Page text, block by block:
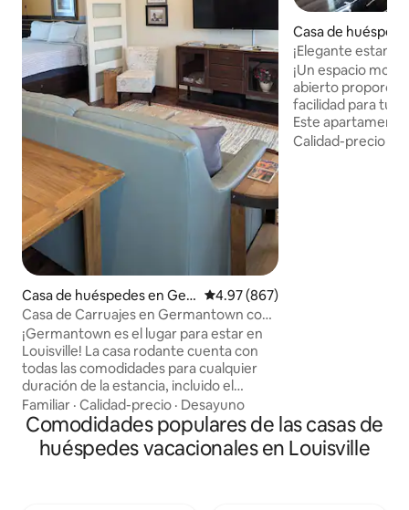
Casa de huéspedes en Ger
mantown
Calificación promedio: 4.97 de
4.97 (867)
Casa de Carruajes en Germantown con
garaje
¡Germantown es el lugar para estar en
Louisville! La casa rodante cuenta con
todas las comodidades para cualquier
duración de la estancia, incluido el
estacionamiento en el garaje con
espacio para bicicletas. A menos de 3
millas de Churchill Downs, de las salas de
conciertos de Sept y del centro de la
Familiar · Calidad-precio · Desayuno
Casa de
lle
¡Elegante
de Churchill
¡Un espacio
abierto
facilidad para tu
Este
baño cuenta con
Calidad-precio
Comodidades populares de las casas de
huéspedes vacacionales en Louisville